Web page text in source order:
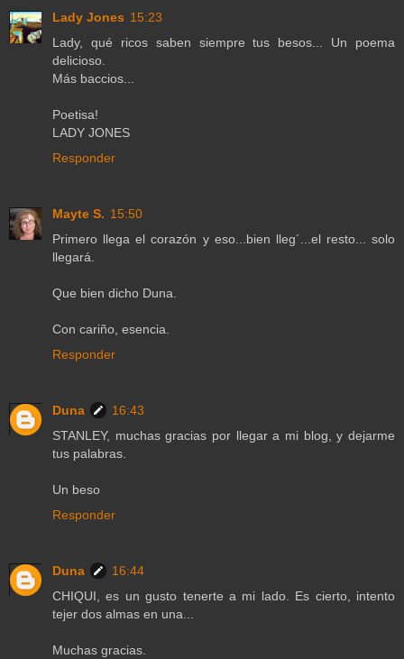
Lady Jones 15:23
Lady, qué ricos saben siempre tus besos... Un poema
delicioso.
Más baccios...
Poetisa!
LADY JONES
Responder
Mayte S. 15:50
Primero llega el corazón y eso...bien lleg´...el resto... solo
llegará.
Que bien dicho Duna.
Con cariño, esencia.
Responder
Duna
16:43
STANLEY, muchas gracias por llegar a mi blog, y dejarme
tus palabras.
Un beso
Responder
Duna
16:44
CHIQUI, es un gusto tenerte a mi lado. Es cierto, intento
tejer dos almas en una...
Muchas gracias.